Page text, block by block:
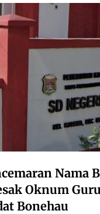
Nama
Oknum
Bonehau